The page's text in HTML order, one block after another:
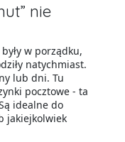
nie
w porządku,
natychmiast.
lub dni. Tu
pocztowe - ta
idealne do
jakiejkolwiek